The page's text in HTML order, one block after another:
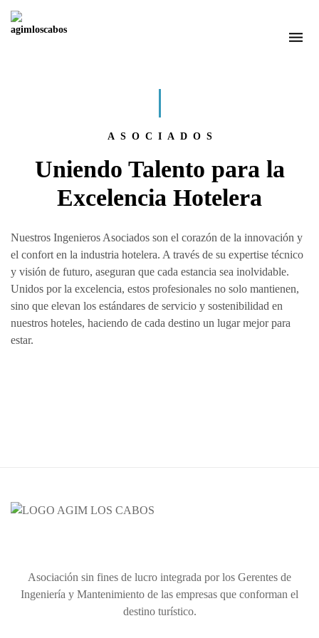
ASOCIADOS
Uniendo Talento para la
Excelencia Hotelera
Nuestros Ingenieros Asociados son el corazón de la innovación y
el confort en la industria hotelera. A través de su expertise técnico
y visión de futuro, aseguran que cada estancia sea inolvidable.
Unidos por la excelencia, estos profesionales no solo mantienen,
sino que elevan los estándares de servicio y sostenibilidad en
nuestros hoteles, haciendo de cada destino un lugar mejor para
estar.
Asociación sin fines de lucro integrada por los Gerentes de
Ingeniería y Mantenimiento de las empresas que conforman el
destino turístico.